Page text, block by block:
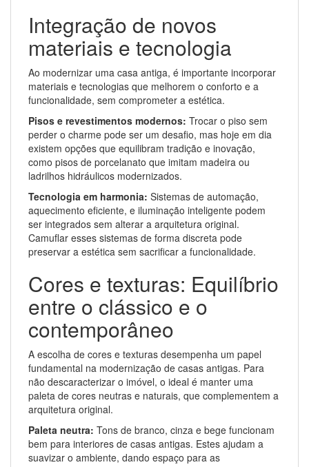
Integração de novos
materiais e tecnologia
Ao modernizar uma casa antiga, é importante incorporar
materiais e tecnologias que melhorem o conforto e a
funcionalidade, sem comprometer a estética.
Pisos e revestimentos modernos: Trocar o piso sem
perder o charme pode ser um desafio, mas hoje em dia
existem opções que equilibram tradição e inovação,
como pisos de porcelanato que imitam madeira ou
ladrilhos hidráulicos modernizados.
Tecnologia em harmonia: Sistemas de automação,
aquecimento eficiente, e iluminação inteligente podem
ser integrados sem alterar a arquitetura original.
Camuflar esses sistemas de forma discreta pode
preservar a estética sem sacrificar a funcionalidade.
Cores e texturas: Equilíbrio
entre o clássico e o
contemporâneo
A escolha de cores e texturas desempenha um papel
fundamental na modernização de casas antigas. Para
não descaracterizar o imóvel, o ideal é manter uma
paleta de cores neutras e naturais, que complementem a
arquitetura original.
Paleta neutra: Tons de branco, cinza e bege funcionam
bem para interiores de casas antigas. Estes ajudam a
suavizar o ambiente, dando espaço para as